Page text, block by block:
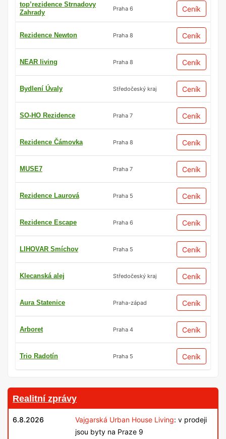
top’rezidence Strnadovy
Zahrady
Praha 6 Ceník
Rezidence Newton Praha 8 Ceník
NEAR living Praha 8 Ceník
Bydlení Úvaly Středočeský kraj Ceník
SO-HO Rezidence Praha 7 Ceník
Rezidence Čámovka Praha 8 Ceník
MUSE7 Praha 7 Ceník
Rezidence Laurová Praha 5 Ceník
Rezidence Escape Praha 6 Ceník
LIHOVAR Smíchov Praha 5 Ceník
Klecanská alej Středočeský kraj Ceník
Aura Statenice Praha-západ Ceník
Arboret Praha 4 Ceník
Trio Radotín Praha 5 Ceník
Realitní zprávy
6.8.2026 Vajgarská Urban House Living: v prodeji
jsou byty na Praze 9